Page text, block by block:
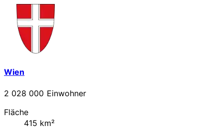
Wien
2 028 000 Einwohner
Fläche
415 km²